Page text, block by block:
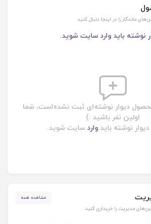
ماندگار را در اینجا دنبال کنید
نوشته باید وارد سایت شوید.
محصول دیوار نوشته‌ای ثبت نشده‌است، شما
اولین نفر باشید :)
نوشته بایدواردسایت شوید.
مدیریت را خریداری کنید.
مشاهده همه